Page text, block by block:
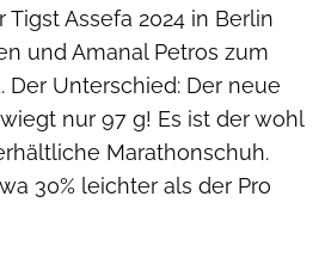
Assefa 2024 in Berlin
und Amanal Petros zum
Der Unterschied: Der neue
nur 97 g! Es ist der wohl
Marathonschuh.
30% leichter als der Pro